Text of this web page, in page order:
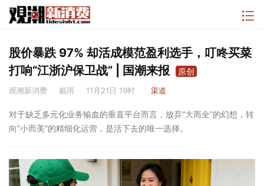
股价暴跌 97% 却活成模范盈利选手，叮咚买菜
打响“江浙沪保卫战” | 国潮来报
原创
观潮新消费 戴雨 11月21日 19时 渠道
对于缺乏多元化业务输血的垂直平台而言，放弃“大而全”的幻想，转
向“小而美”的精细化运营，是活下去的唯一选择。